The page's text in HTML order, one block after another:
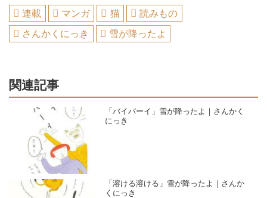
連載 マンガ 猫
読みもの
さんかくにっき
雪が降ったよ
関連記事
「バイバーイ」雪が降ったよ｜さんかく
にっき
「溶ける溶ける」雪が降ったよ｜さんか
くにっき